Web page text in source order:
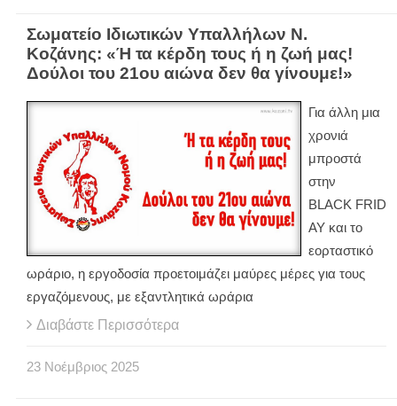
Σωματείο Ιδιωτικών Υπαλλήλων Ν.
Κοζάνης: «Ή τα κέρδη τους ή η ζωή μας!
Δούλοι του 21ου αιώνα δεν θα γίνουμε!»
Για άλλη μια
χρονιά
μπροστά
στην
BLACK FRID
AY και το
εορταστικό
ωράριο, η εργοδοσία προετοιμάζει μαύρες μέρες για τους
εργαζόμενους, με εξαντλητικά ωράρια
Διαβάστε Περισσότερα
23 Νοέμβριος 2025